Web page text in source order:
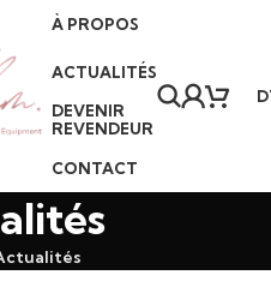
À PROPOS
ACTUALITÉS
DEVENIR
REVENDEUR
CONTACT
à la livraison • Service client 7j/7